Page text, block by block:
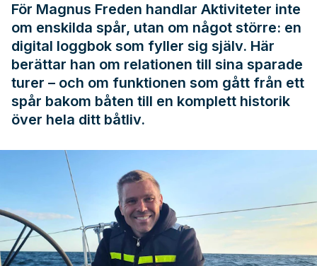
För Magnus Freden handlar Aktiviteter inte
om enskilda spår, utan om något större: en
digital loggbok som fyller sig själv. Här
berättar han om relationen till sina sparade
turer – och om funktionen som gått från ett
spår bakom båten till en komplett historik
över hela ditt båtliv.